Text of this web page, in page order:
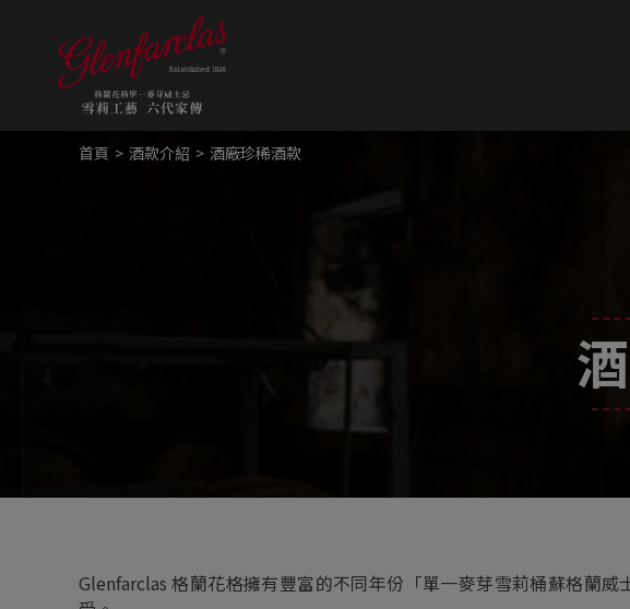
首頁 酒款介紹 酒廠珍稀酒款
Glenfarclas 格蘭花格擁有豐富的不同年份「單一麥芽雪莉桶蘇格蘭